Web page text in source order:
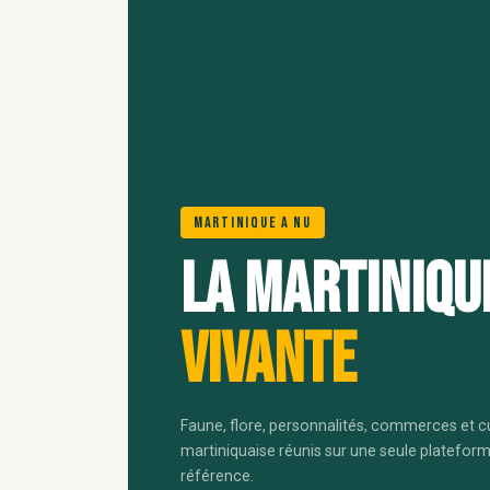
Martinique A Nu
La
vivante
Faune, flore, personnalités, commerces et
martiniquaise réunis sur une seule
référence.